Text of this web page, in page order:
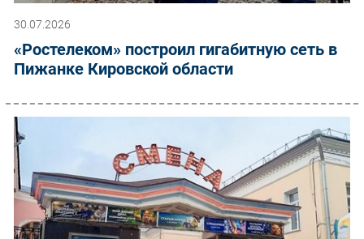
30.07.2026
«Ростелеком» построил гигабитную сеть в
Пижанке Кировской области